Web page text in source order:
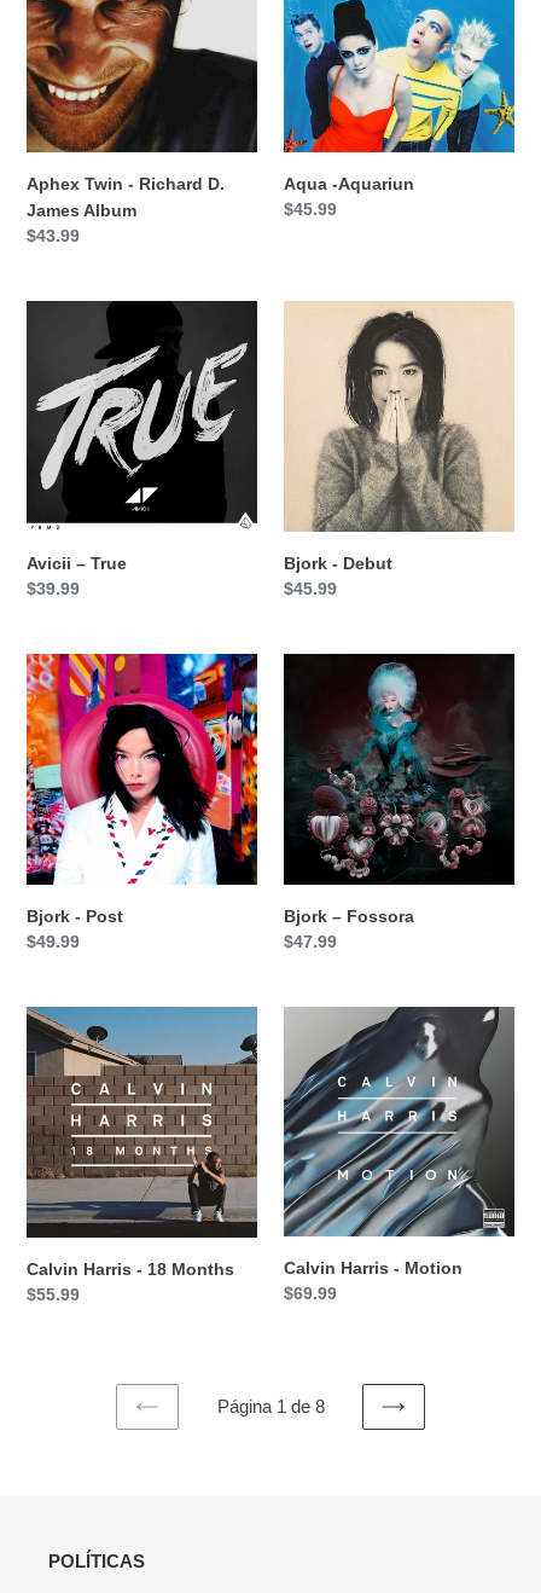
Richard
D.
James
Album
Aphex Twin - Richard D.
James Album
Precio
$43.99
Aqua -Aquariun
Precio
$45.99
Avicii – True
Precio
$39.99
Bjork - Debut
Precio
$45.99
Bjork
-
Post
Bjork - Post
Precio
$49.99
Bjork – Fossora
Precio
$47.99
Calvin
Harris
-
18
Months
Calvin Harris - 18 Months
Precio
$55.99
Motion
Calvin Harris - Motion
Precio
$69.99
PAGINA
Página 1 de 8
SIGUIENTE
POLÍTICAS